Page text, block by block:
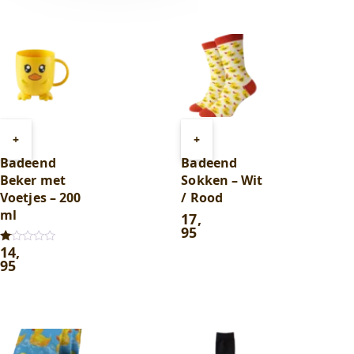
+
aan
winkelwagen
Badeend
Beker met
Voetjes – 200
ml
Gewaardeerd
1.00
uit
14,
95
+
aan
winkelwagen
Badeend
Sokken – Wit
/ Rood
17,
95